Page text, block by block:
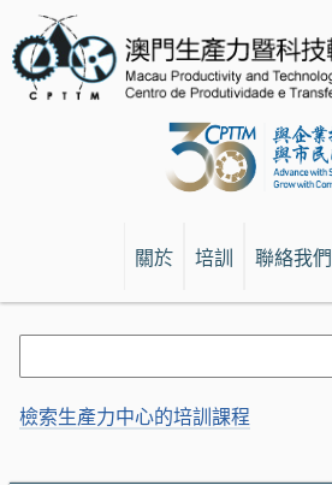
關於 培訓 聯絡我們
檢索生產力中心的培訓課程